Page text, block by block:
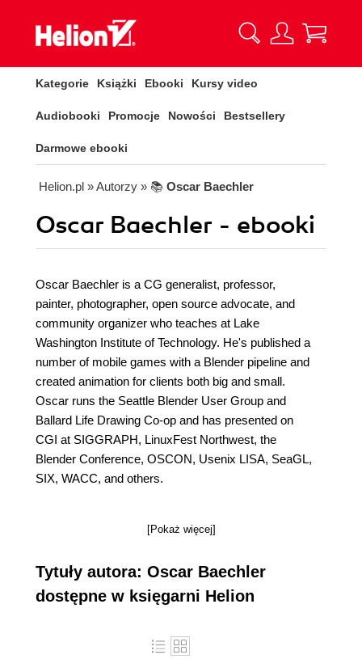
Kategorie Książki Ebooki Kursy video
Audiobooki Promocje Nowości Bestsellery
Darmowe ebooki
Helion.pl » Autorzy » 📚 Oscar Baechler
Oscar Baechler - ebooki
Oscar Baechler is a CG generalist, professor,
painter, photographer, open source advocate, and
community organizer who teaches at Lake
Washington Institute of Technology. He's published a
number of mobile games with a Blender pipeline and
created animation for clients both big and small.
Oscar runs the Seattle Blender User Group and
Ballard Life Drawing Co-op and has presented on
CGI at SIGGRAPH, LinuxFest Northwest, the
Blender Conference, OSCON, Usenix LISA, SeaGL,
SIX, WACC, and others.
[Pokaż więcej]
Tytuły autora: Oscar Baechler
dostępne w księgarni Helion